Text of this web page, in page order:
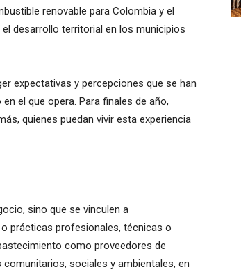
renovable para Colombia y el
desarrollo territorial en los municipios
expectativas y percepciones que se han
el que opera. Para finales de año,
quienes puedan vivir esta experiencia
sino que se vinculen a
prácticas profesionales, técnicas o
como proveedores de
sociales y ambientales, en